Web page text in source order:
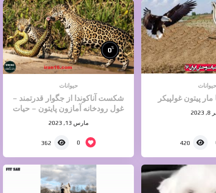
حیوانات
پیتون غولپیکر
420
0%
حیوانات
شکست آناکوندا از جگوار قدرتمند –
غول رودخانه آمازون پایتون – حیات
حیوانات وحشی
مارس 13, 2023
0
362